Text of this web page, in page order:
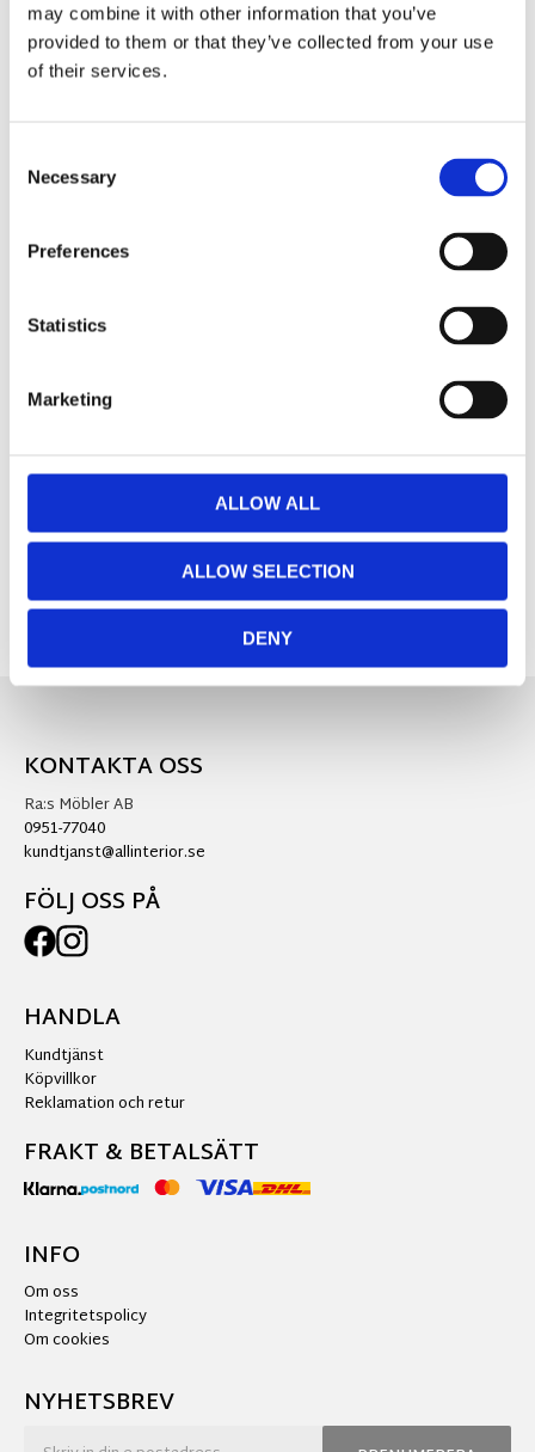
may combine it with other information that you’ve
provided to them or that they’ve collected from your use
of their services.
Selection
Necessary
Preferences
Statistics
Marketing
ALLOW ALL
ALLOW SELECTION
DENY
Fri frakt över 995kr
Snabba leveranser
Enkel betalning med Klarna
Vacker rund glasvas i en härlig olivgrön färg med
snittblommorna. Vasen är även snygg att låta stå
Visa alla produkter från Wikholm Form
KONTAKTA OSS
Ra:s Möbler AB
0951-77040
kundtjanst@allinterior.se
FÖLJ OSS PÅ
HANDLA
Kundtjänst
Köpvillkor
Reklamation och retur
FRAKT & BETALSÄTT
INFO
Om oss
Integritetspolicy
Om cookies
NYHETSBREV